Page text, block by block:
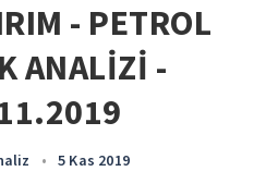
- PETROL
ANALİZİ -
• 5 Kas 2019